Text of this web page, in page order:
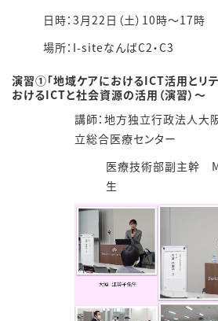
日時：3月22日（土）10時～17時
場所：I-siteなんばC2・C3
演習①「地域ケアにおけるICT活用とリ
おけるICTと社会資源の活用（演習）～
講師：地方独立行政法人
立総合医療センター
医療技術部副主幹
生